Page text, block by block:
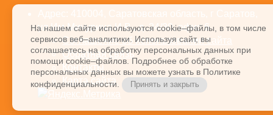
На нашем сайте используются cookie–файлы, в том числе
сервисов веб–аналитики. Используя сайт, вы
соглашаетесь на обработку персональных данных при
помощи cookie–файлов. Подробнее об обработке
персональных данных вы можете узнать в Политике
конфиденциальности.
Принять и закрыть
ул Им Мичурина И.В., д. 24/30, офис 6
Соглашение об использовании сайта
Обратная связь
Контакты
Карта сайта